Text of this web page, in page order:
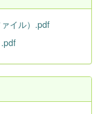
イル）.pdf